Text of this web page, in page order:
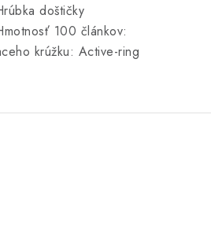
doštičky
100 článkov:
krúžku: Active-ring